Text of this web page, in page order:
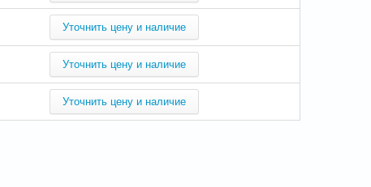
Уточнить цену и наличие
Уточнить цену и наличие
Уточнить цену и наличие